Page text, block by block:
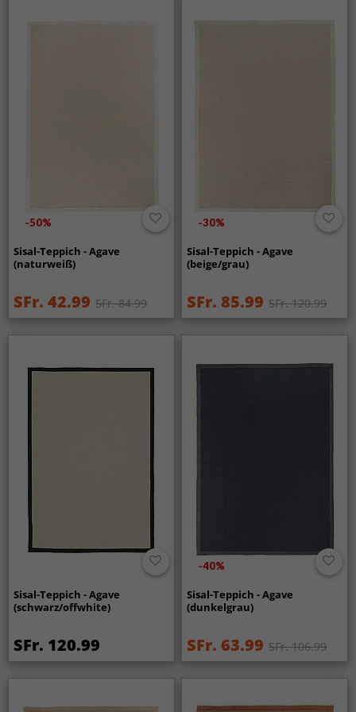
-50%
Sisal-Teppich - Agave
(naturweiß)
SFr. 42.99 SFr. 84.99
-30%
Sisal-Teppich - Agave
(beige/grau)
SFr. 85.99 SFr. 120.99
Sisal-Teppich - Agave
(schwarz/offwhite)
SFr. 120.99
-40%
Sisal-Teppich - Agave
(dunkelgrau)
SFr. 63.99 SFr. 106.99